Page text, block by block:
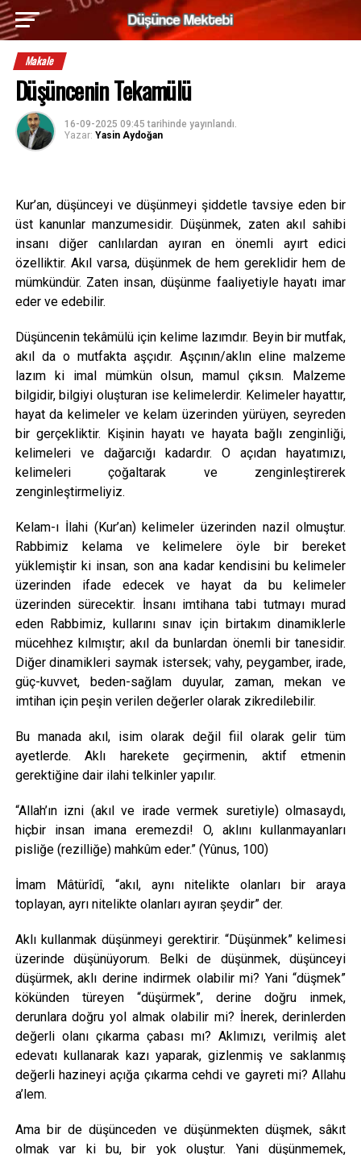
Makale
Düşüncenin Tekamülü
16-09-2025 09:45 tarihinde yayınlandı.
Yazar: Yasin Aydoğan
Kur’an, düşünceyi ve düşünmeyi şiddetle tavsiye eden bir
üst kanunlar manzumesidir. Düşünmek, zaten akıl sahibi
insanı diğer canlılardan ayıran en önemli ayırt edici
özelliktir. Akıl varsa, düşünmek de hem gereklidir hem de
mümkündür. Zaten insan, düşünme faaliyetiyle hayatı imar
eder ve edebilir.
Düşüncenin tekâmülü için kelime lazımdır. Beyin bir mutfak,
akıl da o mutfakta aşçıdır. Aşçının/aklın eline malzeme
lazım ki imal mümkün olsun, mamul çıksın. Malzeme
bilgidir, bilgiyi oluşturan ise kelimelerdir. Kelimeler hayattır,
hayat da kelimeler ve kelam üzerinden yürüyen, seyreden
bir gerçekliktir. Kişinin hayatı ve hayata bağlı zenginliği,
kelimeleri ve dağarcığı kadardır. O açıdan hayatımızı,
kelimeleri çoğaltarak ve zenginleştirerek
zenginleştirmeliyiz.
Kelam-ı İlahi (Kur’an) kelimeler üzerinden nazil olmuştur.
Rabbimiz kelama ve kelimelere öyle bir bereket
yüklemiştir ki insan, son ana kadar kendisini bu kelimeler
üzerinden ifade edecek ve hayat da bu kelimeler
üzerinden sürecektir. İnsanı imtihana tabi tutmayı murad
eden Rabbimiz, kullarını sınav için birtakım dinamiklerle
mücehhez kılmıştır; akıl da bunlardan önemli bir tanesidir.
Diğer dinamikleri saymak istersek; vahy, peygamber, irade,
güç-kuvvet, beden-sağlam duyular, zaman, mekan ve
imtihan için peşin verilen değerler olarak zikredilebilir.
Bu manada akıl, isim olarak değil fiil olarak gelir tüm
ayetlerde. Aklı harekete geçirmenin, aktif etmenin
gerektiğine dair ilahi telkinler yapılır.
“Allah’ın izni (akıl ve irade vermek suretiyle) olmasaydı,
hiçbir insan imana eremezdi! O, aklını kullanmayanları
pisliğe (rezilliğe) mahkûm eder.” (Yûnus, 100)
İmam Mâtürîdî, “akıl, aynı nitelikte olanları bir araya
toplayan, ayrı nitelikte olanları ayıran şeydir” der.
Aklı kullanmak düşünmeyi gerektirir. “Düşünmek” kelimesi
üzerinde düşünüyorum. Belki de düşünmek, düşünceyi
düşürmek, aklı derine indirmek olabilir mi? Yani “düşmek”
kökünden türeyen “düşürmek”, derine doğru inmek,
derunlara doğru yol almak olabilir mi? İnerek, derinlerden
değerli olanı çıkarma çabası mı? Aklımızı, verilmiş alet
edevatı kullanarak kazı yaparak, gizlenmiş ve saklanmış
değerli hazineyi açığa çıkarma cehdi ve gayreti mi? Allahu
a’lem.
Ama bir de düşünceden ve düşünmekten düşmek, sâkıt
olmak var ki bu, bir yok oluştur. Yani düşünmemek,